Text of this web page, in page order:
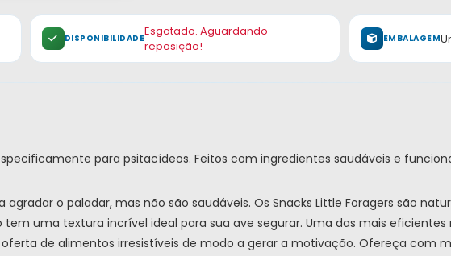
DISPONIBILIDADEEsgotado. Aguardando
reposição!
EMBALAGEM
para psitacídeos. Feitos com ingredientes saudáveis e
o paladar, mas não são saudáveis. Os Snacks Little Foragers são
uma textura incrível ideal para sua ave segurar. Uma das mais eficientes
de alimentos irresistíveis de modo a gerar a motivação. Ofereça com